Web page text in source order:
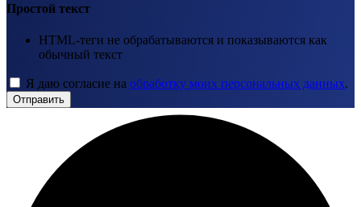
Простой текст
HTML-теги не обрабатываются и показываются как
обычный текст
Я даю согласие на обработку моих персональных данных.
Отправить